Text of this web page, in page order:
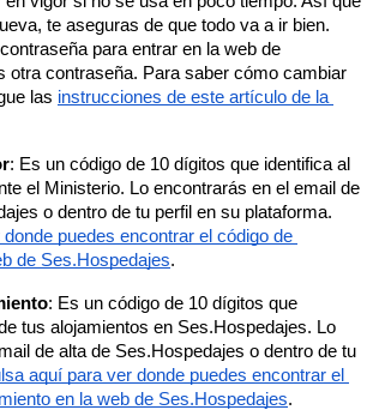
te aseguras de que todo va a ir bien.
para entrar en la web de
otra contraseña. Para saber cómo cambiar
las instrucciones de este artículo de la
: Es un código de 10 dígitos que identifica al
el Ministerio. Lo encontrarás en el email de
puedes encontrar el código de
de Ses.Hospedajes.
: Es un código de 10 dígitos que
tus alojamientos en Ses.Hospedajes. Lo
de alta de Ses.Hospedajes o dentro de tu
aquí para ver donde puedes encontrar el
en la web de Ses.Hospedajes.